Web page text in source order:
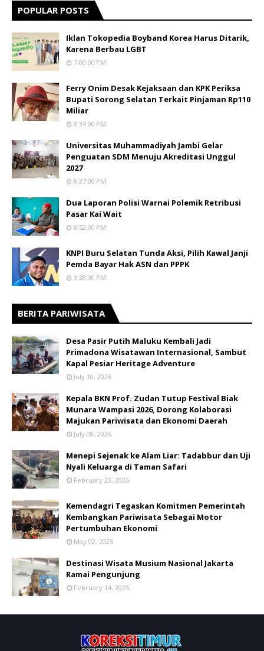
POPULAR POSTS
Iklan Tokopedia Boyband Korea Harus Ditarik,
Karena Berbau LGBT
7:00:00 PM
Ferry Onim Desak Kejaksaan dan KPK Periksa
Bupati Sorong Selatan Terkait Pinjaman Rp110
Miliar
8:34:00 PM
Universitas Muhammadiyah Jambi Gelar
Penguatan SDM Menuju Akreditasi Unggul
2027
8:27:00 PM
Dua Laporan Polisi Warnai Polemik Retribusi
Pasar Kai Wait
8:52:00 PM
KNPI Buru Selatan Tunda Aksi, Pilih Kawal Janji
Pemda Bayar Hak ASN dan PPPK
3:38:00 PM
BERITA PARIWISATA
​Desa Pasir Putih Maluku Kembali Jadi
Primadona Wisatawan Internasional, Sambut
Kapal Pesiar Heritage Adventure
July 10, 2026
Kepala BKN Prof. Zudan Tutup Festival Biak
Munara Wampasi 2026, Dorong Kolaborasi
Majukan Pariwisata dan Ekonomi Daerah
July 09, 2026
Menepi Sejenak ke Alam Liar: Tadabbur dan Uji
Nyali Keluarga di Taman Safari
February 23, 2026
Kemendagri Tegaskan Komitmen Pemerintah
Kembangkan Pariwisata Sebagai Motor
Pertumbuhan Ekonomi
May 02, 2025
Destinasi Wisata Musium Nasional Jakarta
Ramai Pengunjung
February 14, 2025